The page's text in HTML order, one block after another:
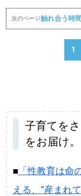
次のページ触れ合う時
1
子育てを
をお届け。
■「性教育は命
える、“産まれ